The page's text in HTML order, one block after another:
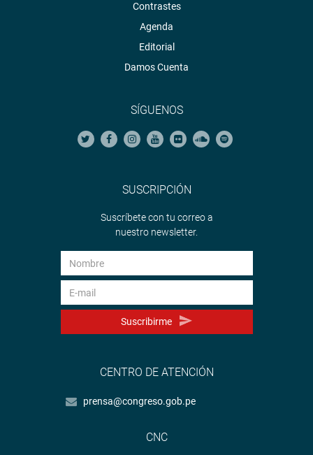
Contrastes
Agenda
Editorial
Damos Cuenta
SÍGUENOS
SUSCRIPCIÓN
Suscríbete con tu correo a
nuestro newsletter.
Suscribirme
CENTRO DE ATENCIÓN
prensa@congreso.gob.pe
CNC